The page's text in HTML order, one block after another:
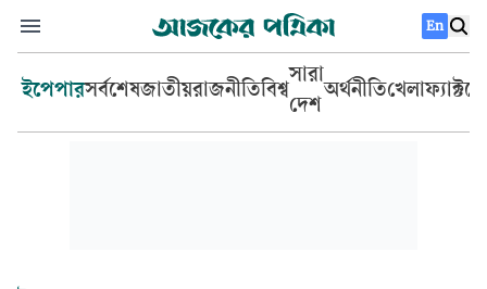
En
ইপেপারসর্বশেষজাতীয়রাজনীতিবিশ্ব
সারা
দেশ
অর্থনীতিখেলা